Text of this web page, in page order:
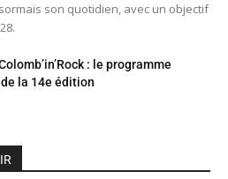
son quotidien, avec un objectif
: le programme
la 14e édition